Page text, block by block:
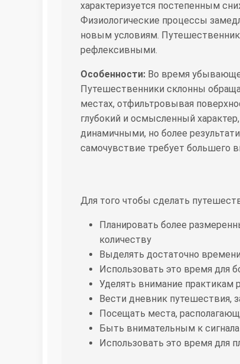
характеризуется постепенным
Физиологические процессы
новым условиям.
рефлексивными.
Особенности: Во время
Путешественники склонны
местах, отфильтровывая
глубокий и осмысленный
динамичными, но более
самочувствие требует большего
Для того чтобы сделать
Планировать более
количеству
Выделять достаточно
Использовать это время для
Уделять внимание практикам
Вести дневник путешествия,
Посещать места,
Быть внимательным к
Использовать это время для